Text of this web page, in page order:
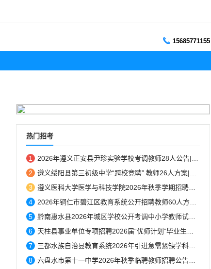
15685771155
热门招考
1
2
3
4
5
6
7
8